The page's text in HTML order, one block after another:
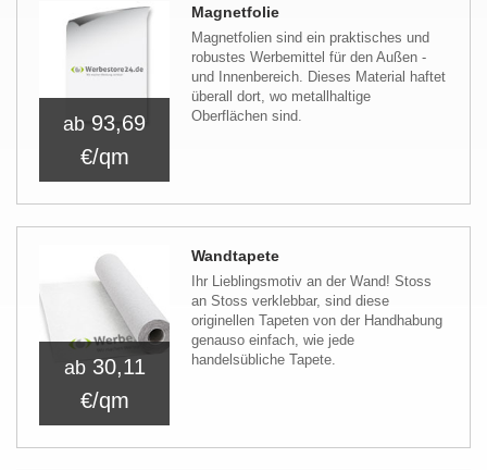
ab 93,69
€/qm
Magnetfolie
Magnetfolien sind ein praktisches und
robustes Werbemittel für den Außen -
und Innenbereich. Dieses Material haftet
überall dort, wo metallhaltige
Oberflächen sind.
ab30,11
€/qm
Wandtapete
Ihr Lieblingsmotiv an der Wand! Stoss
an Stoss verklebbar, sind diese
originellen Tapeten von der Handhabung
genauso einfach, wie jede
handelsübliche Tapete.